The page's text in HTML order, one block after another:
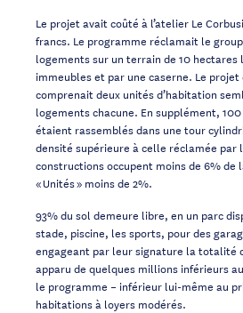
Le projet avait coûté à l’atelier Le
francs. Le programme réclamait le
logements sur un terrain de 10
immeubles et par une caserne. Le projet
comprenait deux unités d’habitation
logements chacune. En supplément,
étaient rassemblés dans une tour
densité supérieure à celle réclamée par
constructions occupent moins de 6% de
« Unités » moins de 2%.
93% du sol demeure libre, en un parc
stade, piscine, les sports, pour des
engageant par leur signature la totalité
apparu de quelques millions inférieurs
le programme – inférieur lui-même au
habitations à loyers modérés.